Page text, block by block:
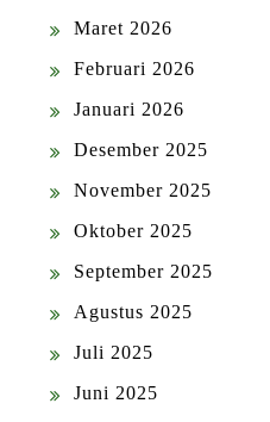
Maret 2026
Februari 2026
Januari 2026
Desember 2025
November 2025
Oktober 2025
September 2025
Agustus 2025
Juli 2025
Juni 2025